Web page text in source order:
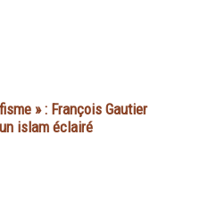
» : François Gautier
islam éclairé